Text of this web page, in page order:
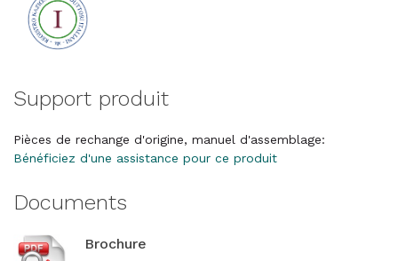
Support produit
Pièces de rechange d'origine, manuel d'assemblage:
Bénéficiez d'une assistance pour ce produit
Documents
Brochure